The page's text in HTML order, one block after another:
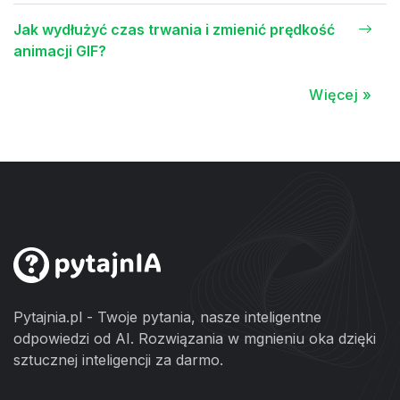
Jak wydłużyć czas trwania i zmienić prędkość
animacji GIF?
Więcej »
Pytajnia.pl - Twoje pytania, nasze inteligentne
odpowiedzi od AI. Rozwiązania w mgnieniu oka dzięki
sztucznej inteligencji za darmo.